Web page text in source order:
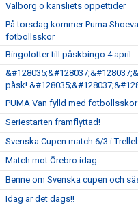
Valborg o kansliets öppettider
På torsdag kommer Puma
fotbollsskor
Bingolotter till påskbingo 4 april
påsk!
PUMA Van fylld med fotbollsskor
Seriestarten framflyttad!
Svenska Cupen match 6/3 i
Match mot Örebro idag
Benne om Svenska cupen och
Idag är det dags!!